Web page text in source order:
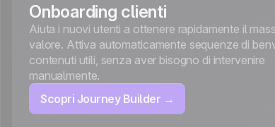
Onboarding clienti
Aiuta i nuovi utenti a ottenere rapidamente il
valore. Attiva automaticamente sequenze di
contenuti utili, senza aver bisogno di intervenire
manualmente.
Scopri Journey Builder →